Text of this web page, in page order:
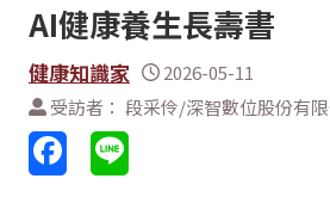
AI健康養生長壽書
健康知識家
2026-05-11
受訪者： 段采伶/深智數位股份有